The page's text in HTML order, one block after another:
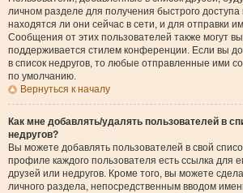
личном разделе для получения быстрого
находятся ли они сейчас в сети, и для отправки
Сообщения от этих пользователей также могут
поддерживается стилем конференции. Если вы
в список недругов, то любые отправленные ими
по умолчанию.
Вернуться к началу
Как мне добавлять/удалять пользователей в
недругов?
Вы можете добавлять пользователей в свой
профиле каждого пользователя есть ссылка для
друзей или недругов. Кроме того, вы можете
личного раздела, непосредственным вводом